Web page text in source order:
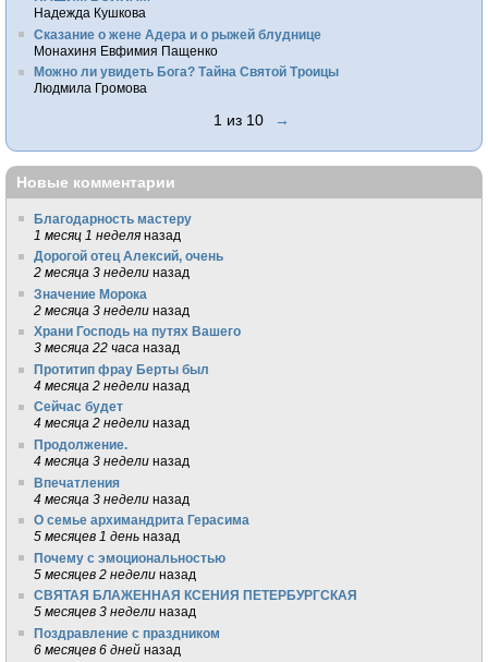
Надежда Кушкова
Сказание о жене Адера и о рыжей блуднице
Монахиня Евфимия Пащенко
Можно ли увидеть Бога? Тайна Святой Троицы
Людмила Громова
1 из 10 →
Новые комментарии
Благодарность мастеру
1 месяц 1 неделя назад
Дорогой отец Алексий, очень
2 месяца 3 недели назад
Значение Морока
2 месяца 3 недели назад
Храни Господь на путях Вашего
3 месяца 22 часа назад
Протитип фрау Берты был
4 месяца 2 недели назад
Сейчас будет
4 месяца 2 недели назад
Продолжение.
4 месяца 3 недели назад
Впечатления
4 месяца 3 недели назад
О семье архимандрита Герасима
5 месяцев 1 день назад
Почему с эмоциональностью
5 месяцев 2 недели назад
СВЯТАЯ БЛАЖЕННАЯ КСЕНИЯ ПЕТЕРБУРГСКАЯ
5 месяцев 3 недели назад
Поздравление с праздником
6 месяцев 6 дней назад